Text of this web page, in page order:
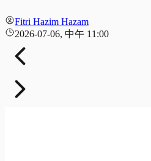
Fitri Hazim Hazam
2026-07-06, 中午 11:00